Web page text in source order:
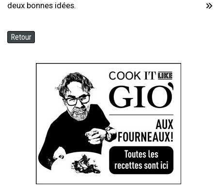
deux bonnes idées.
Retour